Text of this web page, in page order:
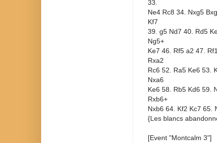
33.
Ne4 Rc8 34. Nxg5
Kf7
39. g5 Nd7 40. Rd5
Ng5+
Ke7 46. Rf5 a2 47.
Rxa2
Rc6 52. Ra5 Ke6 53.
Nxa6
Ke6 58. Rb5 Kd6 59.
Rxb6+
Nxb6 64. Kf2 Kc7 65.
{Les blancs
[Event "Montcalm 3"]